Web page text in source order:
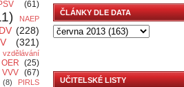
(61)
NAEP
(228)
(321)
OER (25)
(67)
(8)
PIRLS
ČLÁNKY DLE DATA
UČITELSKÉ LISTY